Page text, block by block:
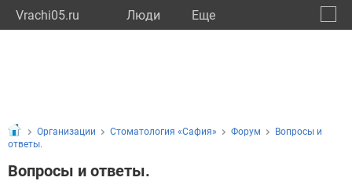
Vrachi05.ru Люди Eще
Организации Стоматология «Сафия» Форум
Вопросы и
ответы.
Вопросы и ответы.